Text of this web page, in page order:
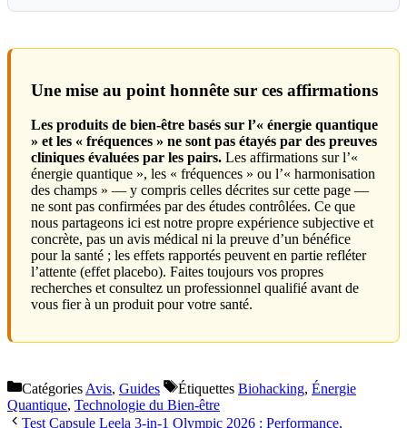
Une mise au point honnête sur ces affirmations
Les produits de bien-être basés sur l’« énergie quantique
» et les « fréquences » ne sont pas étayés par des preuves
cliniques évaluées par les pairs. Les affirmations sur l’«
énergie quantique », les « fréquences » ou l’« harmonisation
des champs » — y compris celles décrites sur cette page —
ne sont pas confirmées par des études contrôlées. Ce que
nous partageons ici est notre propre expérience subjective et
concrète, pas un avis médical ni la preuve d’un bénéfice
pour la santé ; les effets rapportés peuvent en partie refléter
l’attente (effet placebo). Faites toujours vos propres
recherches et consultez un professionnel qualifié avant de
vous fier à un produit pour votre santé.
Catégories Avis, Guides Étiquettes Biohacking, Énergie
Quantique, Technologie du Bien-être
Test Capsule Leela 3-in-1 Olympic 2026 : Performance,